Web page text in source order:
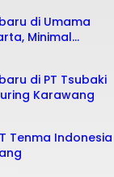
di Umama
Minimal
di PT Tsubaki
Karawang
Tenma Indonesia